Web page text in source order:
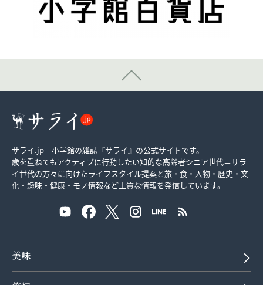
サライ.jp｜小学館の雑誌『サライ』の公式サイトです。
歳を重ねてもアクティブに行動したい知的な高齢者シニア世代＝サラ
イ世代の方々に向けたライフスタイル提案と旅・食・人物・歴史・文
化・趣味・健康・モノ情報など上質な情報を発信しています。
美味